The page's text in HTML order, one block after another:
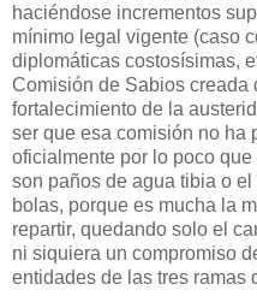
haciéndose incrementos
mínimo legal vigente (caso
diplomáticas costosísimas,
Comisión de Sabios creada
fortalecimiento de la
ser que esa comisión no ha
oficialmente por lo poco
son paños de agua tibia o
bolas, porque es mucha la
repartir, quedando solo el
ni siquiera un compromiso
entidades de las tres ramas